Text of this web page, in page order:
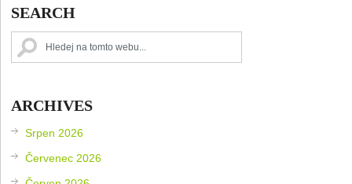
SEARCH
ARCHIVES
Srpen 2026
Červenec 2026